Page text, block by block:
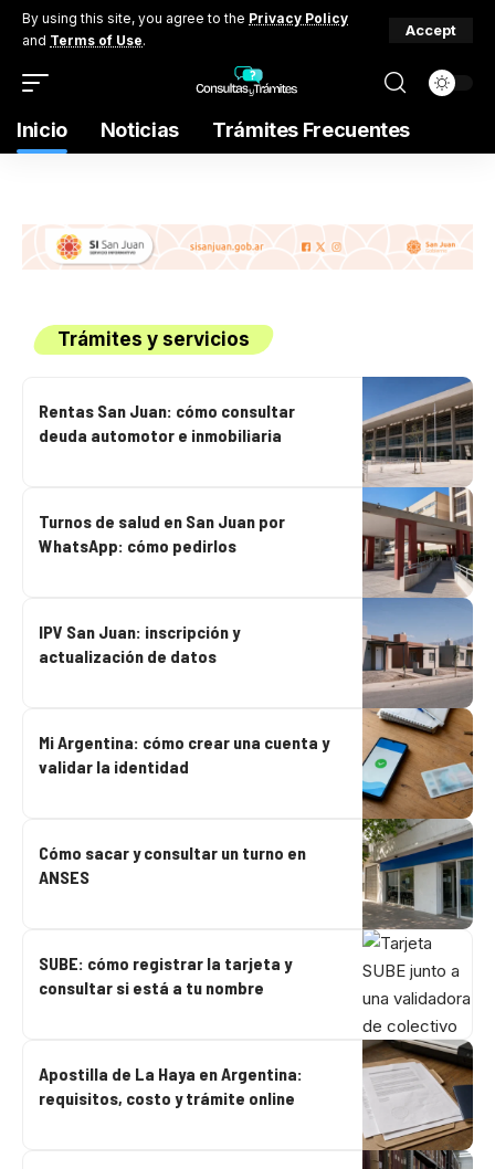
By using this site, you agree to the Privacy Policy
and Terms of Use.
Accept
Inicio Noticias Trámites Frecuentes
Trámites y servicios
Rentas San Juan: cómo consultar
deuda automotor e inmobiliaria
Turnos de salud en San Juan por
WhatsApp: cómo pedirlos
IPV San Juan: inscripción y
actualización de datos
Mi Argentina: cómo crear una cuenta y
validar la identidad
Cómo sacar y consultar un turno en
ANSES
SUBE: cómo registrar la tarjeta y
consultar si está a tu nombre
Apostilla de La Haya en Argentina:
requisitos, costo y trámite online